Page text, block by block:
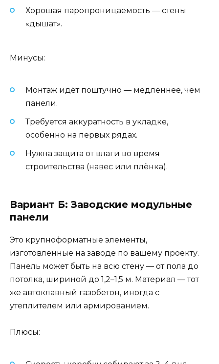
Хорошая паропроницаемость — стены
«дышат».
Минусы:
Монтаж идёт поштучно — медленнее, чем
панели.
Требуется аккуратность в укладке,
особенно на первых рядах.
Нужна защита от влаги во время
строительства (навес или плёнка).
Вариант Б: Заводские модульные
панели
Это крупноформатные элементы,
изготовленные на заводе по вашему проекту.
Панель может быть на всю стену — от пола до
потолка, шириной до 1,2–1,5 м. Материал — тот
же автоклавный газобетон, иногда с
утеплителем или армированием.
Плюсы: